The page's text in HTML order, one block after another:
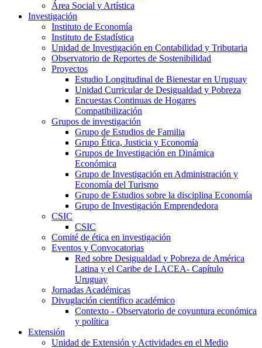
Área Social y Artística
Investigación
Instituto de Economía
Instituto de Estadística
Unidad de Investigación en Contabilidad y Tributaria
Observatorio de Reportes de Sostenibilidad
Proyectos
Estudio Longitudinal de Bienestar en Uruguay
Unidad Curricular de Desigualdad y Pobreza
Encuestas Continuas de Hogares
Compatibilización
Grupos de investigación
Grupo de Estudios de Familia
Grupo Ética, Justicia y Economía
Grupos de Investigación en Dinámica
Económica
Grupo de Investigación en Administración y
Economía del Turismo
Grupo de Estudios sobre la disciplina Economía
Grupo de Investigación Emprendedora
CSIC
CSIC
Comité de ética en investigación
Eventos y Convocatorias
Red sobre Desigualdad y Pobreza de América
Latina y el Caribe de LACEA- Capítulo
Uruguay
Jornadas Académicas
Divuglación científico académico
Contexto - Observatorio de coyuntura económica
y política
Extensión
Unidad de Extensión y Actividades en el Medio